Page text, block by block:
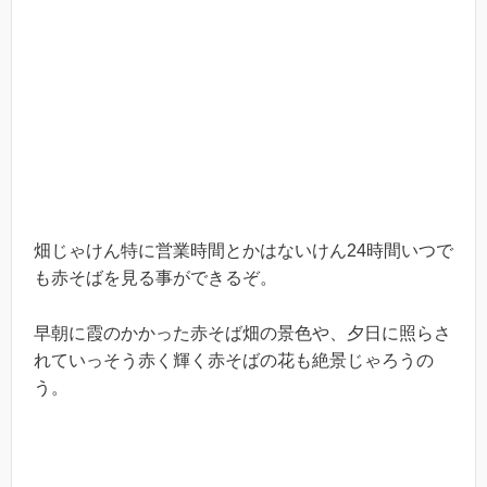
畑じゃけん特に営業時間とかはないけん24時間いつで
も赤そばを見る事ができるぞ。
早朝に霞のかかった赤そば畑の景色や、夕日に照らさ
れていっそう赤く輝く赤そばの花も絶景じゃろうの
う。